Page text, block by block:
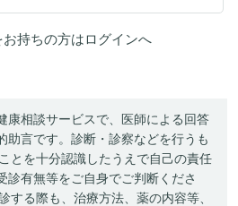
持ちの方はログインへ
康相談サービスで、医師による回答
助言です。診断・診察などを行うも
とを十分認識したうえで自己の責任
診有無等をご自身でご判断くださ
する際も、治療方法、薬の内容等、